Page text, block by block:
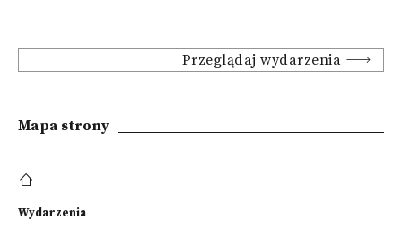
Przeglądaj wydarzenia
Mapa strony
Wydarzenia